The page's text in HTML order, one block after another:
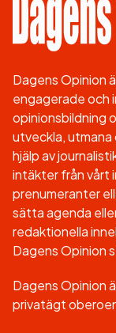
Dagens Opinion
engagerade och
opinionsbildning
utveckla, utmana
hjälp av
intäkter från vårt
prenumeranter
sätta agenda
redaktionella
Dagens Opinion
Dagens Opinion
privatägt